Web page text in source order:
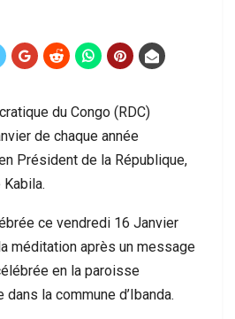
du Congo (RDC)
de chaque année
Président de la République,
ce vendredi 16 Janvier
méditation après un message
en la paroisse
la commune d’Ibanda.